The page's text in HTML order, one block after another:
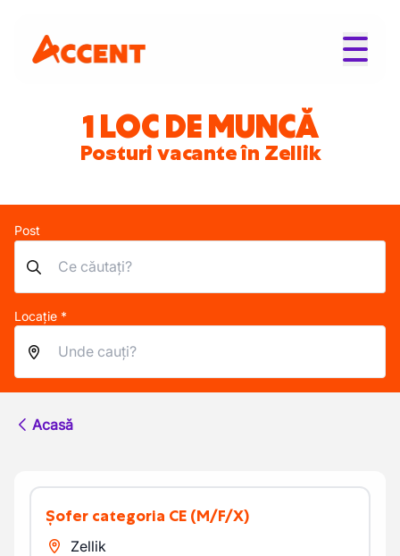
1 LOC DE MUNCĂ
Posturi vacante în Zellik
Post
Locație *
Acasă
Șofer categoria CE (M/F/X)
Zellik